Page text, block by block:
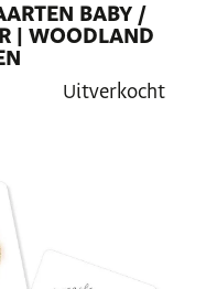
BABY /
| WOODLAND
Uitverkocht